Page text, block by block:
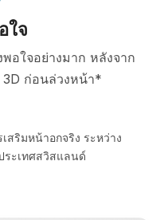
ใจ
อใจอย่างมาก หลังจาก
3D ก่อนล่วงหน้า*
สริมหน้าอกจริง ระหว่าง
ระเทศสวิสแลนด์